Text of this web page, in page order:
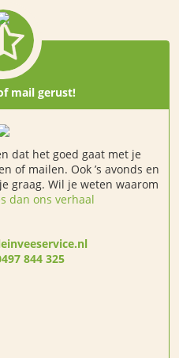
mail gerust!
dat het goed gaat met je
of mailen. Ook ’s avonds en
graag. Wil je weten waarom
dan ons verhaal
844 325